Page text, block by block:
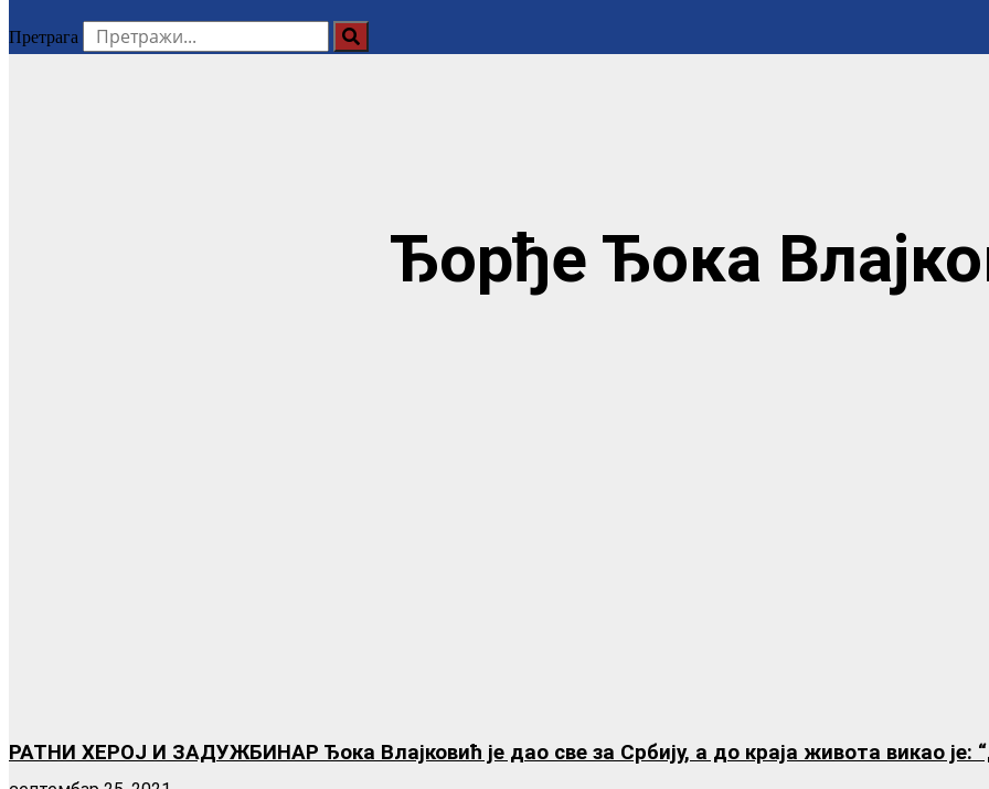
Претрага
Ђорђе Ђока
РАТНИ ХЕРОЈ И ЗАДУЖБИНАР Ђока Влајковић је дао све за Србију, а до краја живота викао је: